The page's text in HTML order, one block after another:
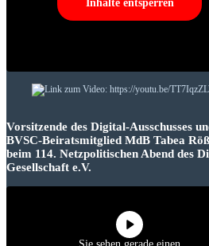
Inhalte entsperren
Vorsitzende des Digital-Ausschusses
BVSC-Beiratsmitglied MdB Tabea
beim 114. Netzpolitischen Abend des
Gesellschaft e.V.